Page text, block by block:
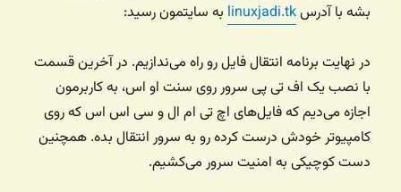
بشه با آدرسlinuxjadi.tk به سایتمون رسید:
در نهایت برنامه انتقال فایل رو راه می‌ندازیم. در آخرین قسمت
با نصب یک اف تی پی سرور روی سنت او اس، به کاربرمون
اجازه می‌دیم که فایل‌های اچ تی ام ال و سی اس اس که روی
کامپیوتر خودش درست کرده رو به سرور انتقال بده. همچنین
دست کوچیکی به امنیت سرور می‌کشیم.